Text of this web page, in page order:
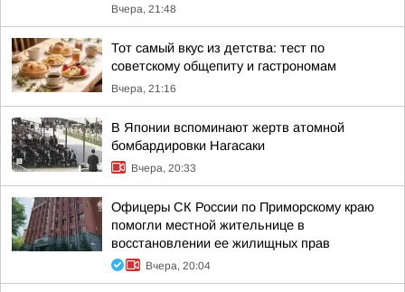
Вчера, 21:48
Тот самый вкус из детства: тест по
советскому общепиту и гастрономам
Вчера, 21:16
В Японии вспоминают жертв атомной
бомбардировки Нагасаки
Вчера, 20:33
Офицеры СК России по Приморскому краю
помогли местной жительнице в
восстановлении ее жилищных прав
Вчера, 20:04